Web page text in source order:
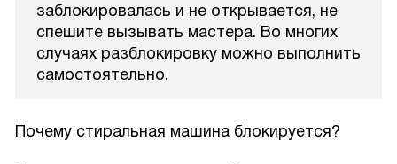
заблокировалась и не открывается, не
спешите вызывать мастера. Во многих
случаях разблокировку можно выполнить
самостоятельно.
Почему стиральная машина блокируется?